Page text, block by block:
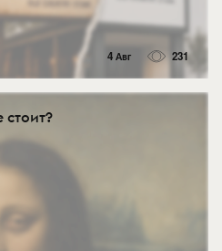
4 Авг 231